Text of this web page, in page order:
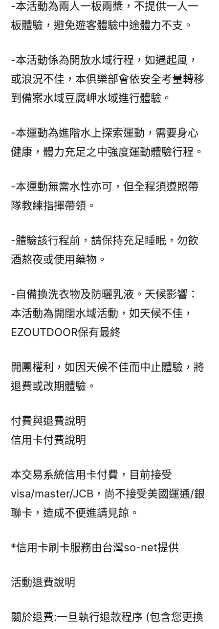
-本活動為兩人一板兩槳，不提供一人一
板體驗，避免遊客體驗中途體力不支。
-本活動係為開放水域行程，如遇起風，
或浪況不佳，本俱樂部會依安全考量轉移
到備案水域豆腐岬水域進行體驗。
-本運動為進階水上探索運動，需要身心
健康，體力充足之中強度運動體驗行程。
-本運動無需水性亦可，但全程須遵照帶
隊教練指揮帶領。
-體驗該行程前，請保持充足睡眠，勿飲
酒熬夜或使用藥物。
-自備換洗衣物及防曬乳液。天候影響：
本活動為開闊水域活動，如天候不佳，
EZOUTDOOR保有最終
開團權利，如因天候不佳而中止體驗，將
退費或改期體驗。
付費與退費說明
信用卡付費說明
本交易系統信用卡付費，目前接受
visa/master/JCB，尚不接受美國運通/銀
聯卡，造成不便進請見諒。
*信用卡刷卡服務由台灣so-net提供
活動退費說明
關於退費:一旦執行退款程序 (包含您更換